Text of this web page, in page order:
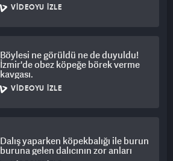
VIDEOYU İZLE
Böylesi ne görüldü ne de duyuldu!
İzmir'de obez köpeğe börek verme
kavgası.
VIDEOYU İZLE
Dalış yaparken köpekbalığı ile burun
buruna gelen dalıcının zor anları